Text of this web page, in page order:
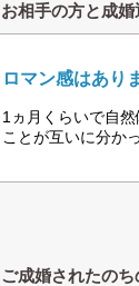
お相手の方と成
ロマン感はあり
1ヵ月くらいで自
ことが互いに分か
ご成婚されたの